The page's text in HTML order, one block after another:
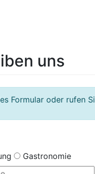
uns
Formular oder rufen
Gastronomie